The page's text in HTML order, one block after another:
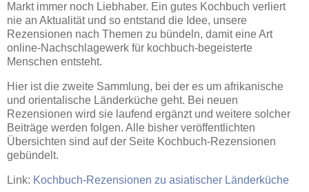
Markt immer noch Liebhaber. Ein gutes Kochbuch verliert
nie an Aktualität und so entstand die Idee, unsere
Rezensionen nach Themen zu bündeln, damit eine Art
online-Nachschlagewerk für kochbuch-begeisterte
Menschen entsteht.
Hier ist die zweite Sammlung, bei der es um afrikanische
und orientalische Länderküche geht. Bei neuen
Rezensionen wird sie laufend ergänzt und weitere solcher
Beiträge werden folgen. Alle bisher veröffentlichten
Übersichten sind auf der Seite Kochbuch-Rezensionen
gebündelt.
Link: Kochbuch-Rezensionen zu asiatischer Länderküche